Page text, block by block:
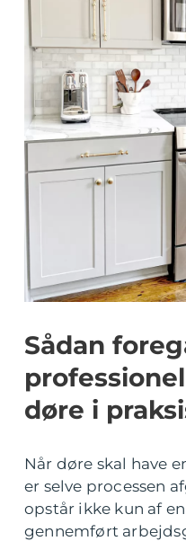
Sådan
døre i
Når døre skal have
er selve processen
opstår ikke kun af
gennemført